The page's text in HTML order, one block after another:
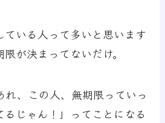
ている人って多いと思います
が決まってないだけ。
れ、この人、無期限っていっ
じゃん！」ってことになる